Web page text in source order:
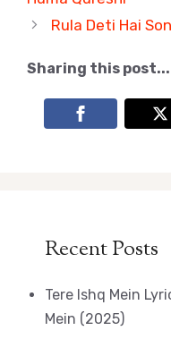
Rula Deti Hai
Sharing this post...
Recent Posts
Tere Ishq Mein
Mein (2025)